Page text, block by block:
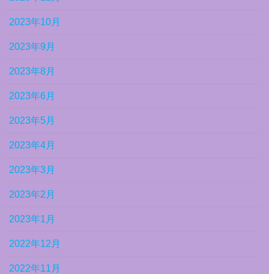
2023年10月
2023年9月
2023年8月
2023年6月
2023年5月
2023年4月
2023年3月
2023年2月
2023年1月
2022年12月
2022年11月